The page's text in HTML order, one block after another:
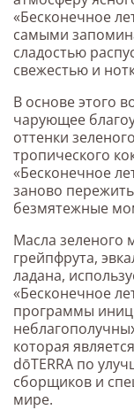
«Бесконечное
самыми
сладостью
свежестью и
В основе этого
чарующее
оттенки
тропического
«Бесконечное
заново
безмятежные
Масла зеленого
грейпфрута,
ладана,
«Бесконечное
программы
которая
dōTERRA по
сборщиков и
мире.